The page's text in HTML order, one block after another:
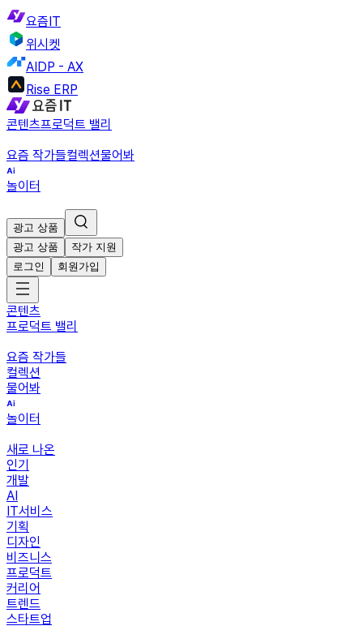
요즘IT
위시켓
AIDP - AX
Rise ERP
콘텐츠프로덕트 밸리
요즘 작가들컬렉션물어봐
놀이터
광고 상품
광고 상품
작가 지원
로그인
회원가입
콘텐츠
프로덕트 밸리
요즘 작가들
컬렉션
물어봐
놀이터
새로 나온
인기
개발
AI
IT서비스
기획
디자인
비즈니스
프로덕트
커리어
트렌드
스타트업